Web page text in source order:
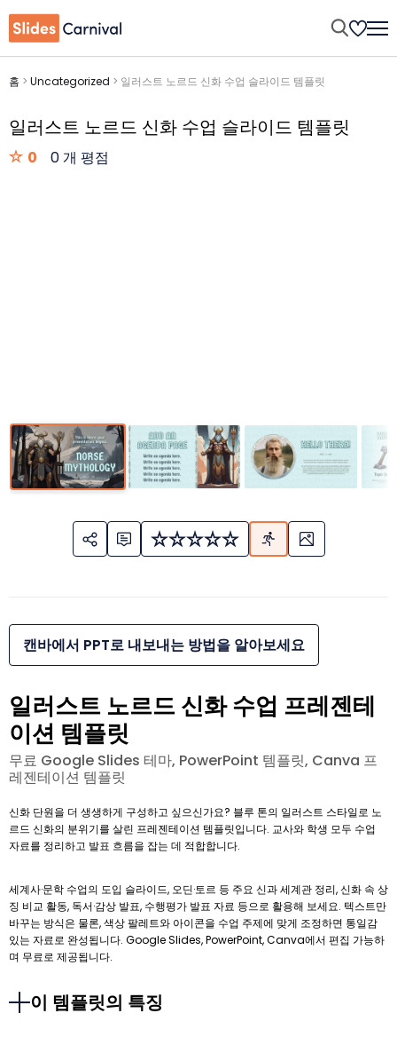
홈 > Uncategorized > 일러스트 노르드 신화 수업 슬라이드 템플릿
일러스트 노르드 신화 수업 슬라이드 템플릿
0 0 개 평점
캔바에서 PPT로 내보내는 방법을 알아보세요
일러스트 노르드 신화 수업 프레젠테
이션 템플릿
무료 Google Slides 테마, PowerPoint 템플릿, Canva 프
레젠테이션 템플릿
신화 단원을 더 생생하게 구성하고 싶으신가요? 블루 톤의 일러스트 스타일로 노
르드 신화의 분위기를 살린 프레젠테이션 템플릿입니다. 교사와 학생 모두 수업
자료를 정리하고 발표 흐름을 잡는 데 적합합니다.
세계사·문학 수업의 도입 슬라이드, 오딘·토르 등 주요 신과 세계관 정리, 신화 속 상
징 비교 활동, 독서·감상 발표, 수행평가 발표 자료 등으로 활용해 보세요. 텍스트만
바꾸는 방식은 물론, 색상 팔레트와 아이콘을 수업 주제에 맞게 조정하면 통일감
있는 자료로 완성됩니다. Google Slides, PowerPoint, Canva에서 편집 가능하
며 무료로 제공됩니다.
이 템플릿의 특징